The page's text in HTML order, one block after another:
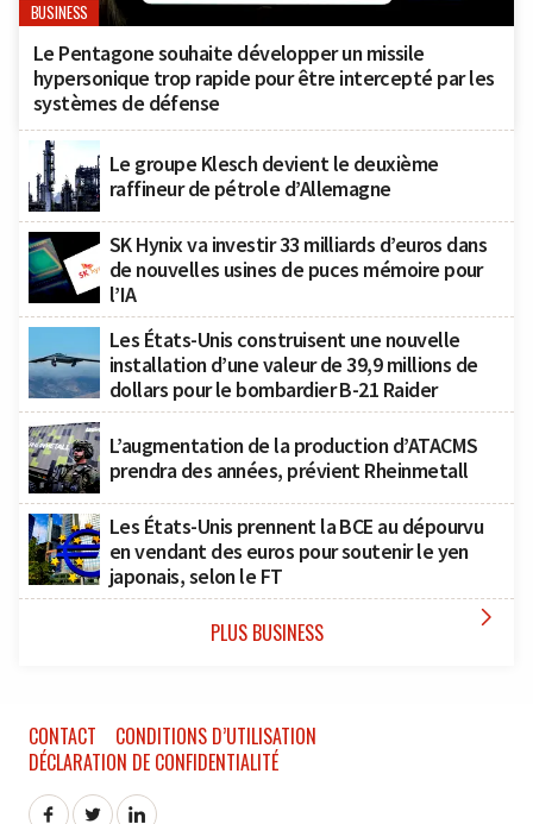
BUSINESS
Le Pentagone souhaite développer un missile
hypersonique trop rapide pour être intercepté par les
systèmes de défense
Le groupe Klesch devient le deuxième
raffineur de pétrole d’Allemagne
SK Hynix va investir 33 milliards d’euros dans
de nouvelles usines de puces mémoire pour
l’IA
Les États-Unis construisent une nouvelle
installation d’une valeur de 39,9 millions de
dollars pour le bombardier B-21 Raider
L’augmentation de la production d’ATACMS
prendra des années, prévient Rheinmetall
Les États-Unis prennent la BCE au dépourvu
en vendant des euros pour soutenir le yen
japonais, selon le FT
PLUS BUSINESS 
CONTACT
CONDITIONS D’UTILISATION
DÉCLARATION DE CONFIDENTIALITÉ